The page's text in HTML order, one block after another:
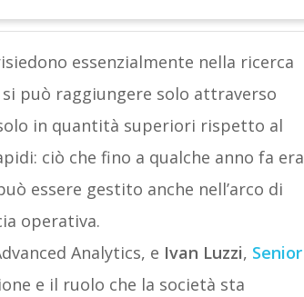
essenzialmente nella ricerca
può raggiungere solo attraverso
in quantità superiori rispetto al
ciò che fino a qualche anno fa era
essere gestito anche nell’arco di
operativa.
Analytics, e Ivan Luzzi, Senior
e il ruolo che la società sta